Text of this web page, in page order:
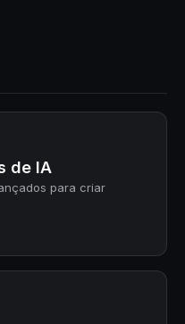
de IA
para criar